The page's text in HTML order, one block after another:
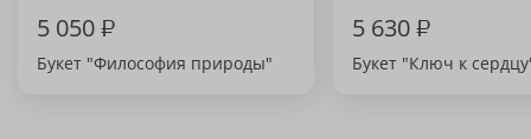
5 050₽
Букет "Философия природы"
5 630₽
Букет "Ключ к